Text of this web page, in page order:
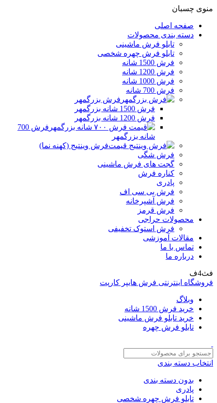
منوی چسبان
صفحه اصلی
دسته بندی محصولات
تابلو فرش ماشینی
تابلو فرش چهره شخصی
فرش 1500 شانه
فرش 1200 شانه
فرش 1000 شانه
فرش 700 شانه
فرش بزرگمهر
فرش 1500 شانه بزرگمهر
فرش 1200 شانه بزرگمهر
فرش 700
شانه بزرگمهر
فرش وینتیج (کهنه نما)
فرش شگی
گجت های فرش ماشینی
کناره فرش
پادری
فرش بی سی اف
فرش آشپرخانه
فرش قرمز
محصولات حراجی
فرش استوک تخفیفی
مقالات آموزشی
تماس با ما
درباره ما
فث4ف
فروشگاه اینترنتی فرش هایپر کارپت
وبلاگ
خرید فرش 1500 شانه
خرید تابلو فرش ماشینی
تابلو فرش چهره
انتخاب دسته بندی
بدون دسته بندی
پادری
تابلو فرش چهره شخصی